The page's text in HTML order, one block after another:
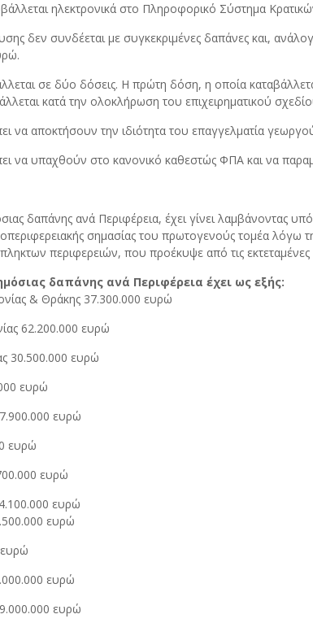
ηλεκτρονικά στο Πληροφορικό Σύστημα
δεν συνδέεται με συγκεκριμένες δαπάνες και,
σε δύο δόσεις. Η πρώτη δόση, η οποία
κατά την ολοκλήρωση του επιχειρηματικού
να αποκτήσουν την ιδιότητα του επαγγελματία
να υπαχθούν στο κανονικό καθεστώς ΦΠΑ και να
δαπάνης ανά Περιφέρεια, έχει γίνει λαμβάνοντας
σημασίας του πρωτογενούς τομέα λόγω
περιφερειών, που προέκυψε από τις εκτεταμένες
δαπάνης ανά Περιφέρεια έχει ως εξής:
& Θράκης 37.300.000 ευρώ
62.200.000 ευρώ
30.500.000 ευρώ
ευρώ
ευρώ
ευρώ
ευρώ
ευρώ
ευρώ
ευρώ
ευρώ
ευρώ